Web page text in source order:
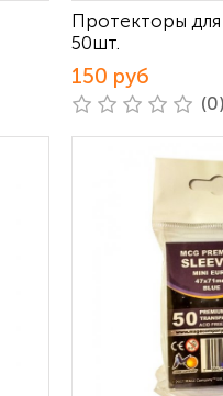
Протекторы
50шт.
150 руб